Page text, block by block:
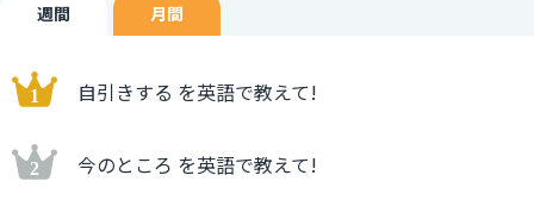
週間 月間
自引きする を英語で教えて!
今のところ を英語で教えて!